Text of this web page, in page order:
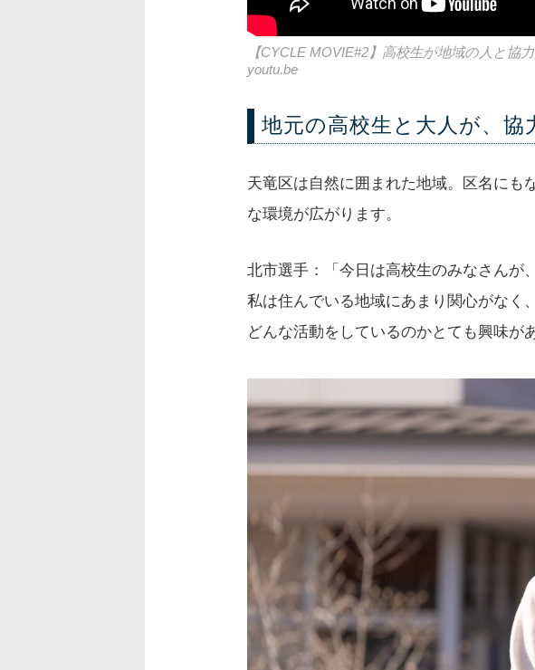
【CYCLE MOVIE#2】高校生が地域の人と
youtu.be
地元の高校生と大人が、協
天竜区は自然に囲まれた地域。区名にも
な環境が広がります。
北市選手：「今日は高校生のみなさんが
私は住んでいる地域にあまり関心がなく
どんな活動をしているのかとても興味が